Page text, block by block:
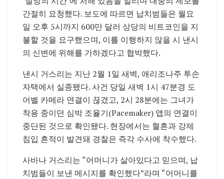
간절히 요청했다. 보도에 따르면 납치범들은 월요
일 오후 5시까지 600만 달러 상당의 비트코인을 지
불할 것을 요구했으며, 이를 이행하지 않을 시 낸시
의 신변에 위해를 가하겠다고 협박했다.
낸시 거스리는 지난 2월 1일 새벽, 애리조나주 투손
자택에서 실종됐다. 사건 당일 새벽 1시 47분경 도
어벨 카메라 연결이 끊겼고, 2시 28분에는 그녀가
착용 중이던 심박 조율기(Pacemaker) 앱의 연결이
중단된 것으로 확인됐다. 현장에서는 혈흔과 강제
침입 흔적이 발견돼 경찰은 즉각 수사에 착수했다.
사바나 거스리는 “어머니가 살아있다고 믿으며, 납
치범들이 보낸 메시지를 확인했다”라며 “어머니를